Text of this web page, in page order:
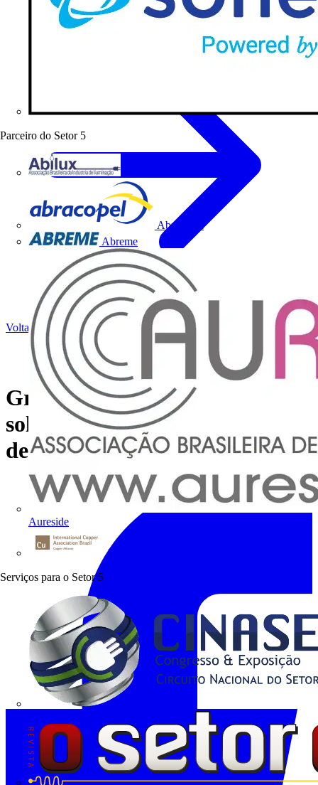
Parceiro do Setor 5
Abracopel
Abreme
Aureside
Procobre
Serviços para o Setor 5
Voltar para Notícias
Grupo Legrand apresenta
solução completa para proteção
de circuitos elétricos